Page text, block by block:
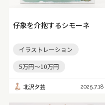
仔象を介抱するシモーネ
イラストレーション
5万円～10万円
北沢夕芸 2025.7.18